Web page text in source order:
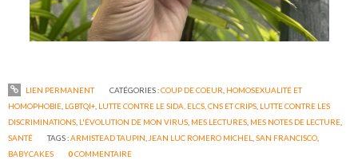
LIEN PERMANENT CATÉGORIES :COUP DE COEUR HOMOSEXUALITÉ ET
HOMOPHOBIE LGBTQI+ LUTTE CONTRE LE SIDA, ELCS, CNS ET CRIPS LUTTE CONTRE LES
DISCRIMINATIONS L'ÉVOLUTION DE MON VIRUS MES LECTURES MES NOTES DE LECTURE
SANTÉ
TAGS :ARMISTEAD TAUPIN JEAN LUC ROMERO MICHEL ,SAN FRANCISCO
BABYCAKES
0COMMENTAIRE